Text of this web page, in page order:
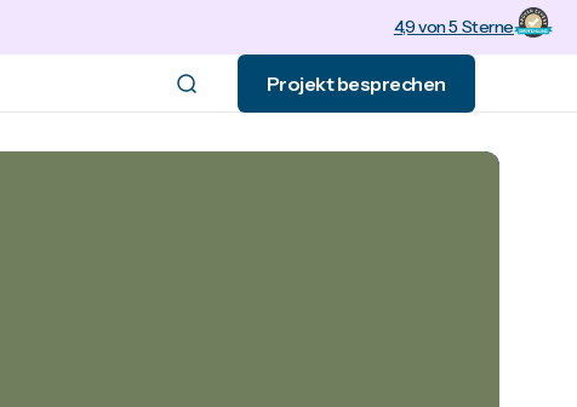
4,9 von 5 Sterne
Projekt besprechen